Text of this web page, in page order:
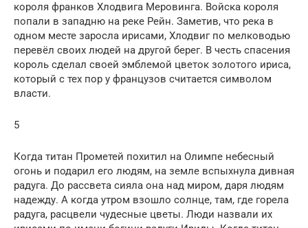
короля франков Хлодвига Меровинга. Войска короля
попали в западню на реке Рейн. Заметив, что река в
одном месте заросла ирисами, Хлодвиг по мелководью
перевёл своих людей на другой берег. В честь спасения
король сделал своей эмблемой цветок золотого ириса,
который с тех пор у французов считается символом
власти.
5
Когда титан Прометей похитил на Олимпе небесный
огонь и подарил его людям, на земле вспыхнула дивная
радуга. До рассвета сияла она над миром, даря людям
надежду. А когда утром взошло солнце, там, где горела
радуга, расцвели чудесные цветы. Люди назвали их